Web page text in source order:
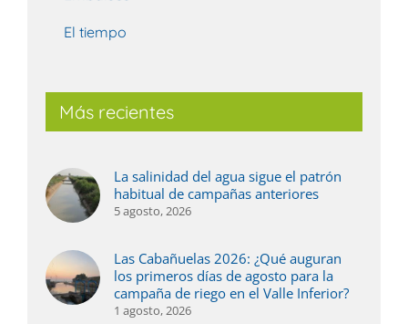
El tiempo
Más recientes
La salinidad del agua sigue el patrón
habitual de campañas anteriores
5 agosto, 2026
Las Cabañuelas 2026: ¿Qué auguran
los primeros días de agosto para la
campaña de riego en el Valle Inferior?
1 agosto, 2026